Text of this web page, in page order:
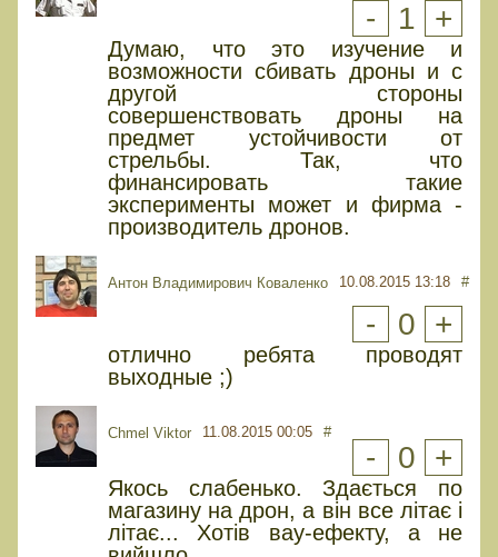
- 1 +
Думаю, что это изучение и
возможности сбивать дроны и с
другой стороны
совершенствовать дроны на
предмет устойчивости от
стрельбы. Так, что
финансировать такие
эксперименты может и фирма -
производитель дронов.
Антон Владимирович Коваленко 10.08.2015 13:18 #
- 0 +
отлично ребята проводят
выходные ;)
Chmel Viktor 11.08.2015 00:05 #
- 0 +
Якось слабенько. Здається по
магазину на дрон, а він все літає і
літає... Хотів вау-ефекту, а не